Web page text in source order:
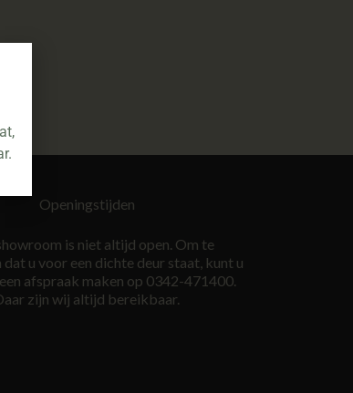
Openingstijden
is niet altijd open. Om te
u voor een dichte deur staat, kunt u
afspraak maken op 0342-471400.
zijn wij altijd bereikbaar.